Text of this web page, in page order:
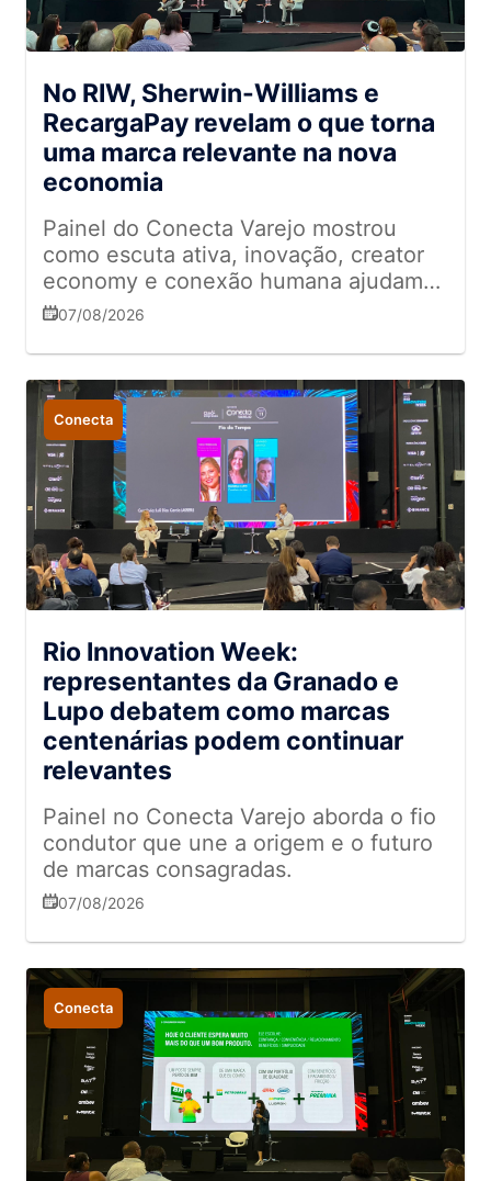
No RIW, Sherwin-Williams e
RecargaPay revelam o que torna
uma marca relevante na nova
economia
Painel do Conecta Varejo mostrou
como escuta ativa, inovação, creator
economy e conexão humana ajudam
empresas a se diferenciar em meio ao
07/08/2026
Conecta
Rio Innovation Week:
representantes da Granado e
Lupo debatem como marcas
centenárias podem continuar
relevantes
Painel no Conecta Varejo aborda o fio
condutor que une a origem e o futuro
de marcas consagradas.
07/08/2026
Conecta